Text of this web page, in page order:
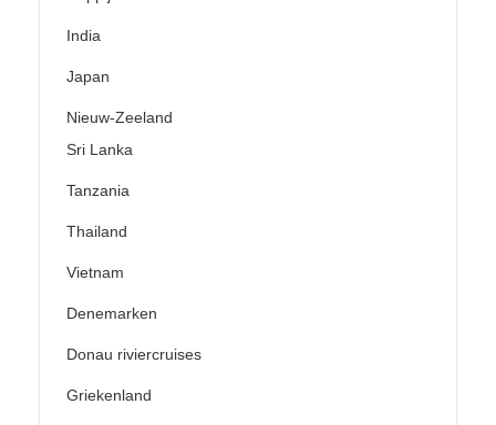
India
Japan
Nieuw-Zeeland
Sri Lanka
Tanzania
Thailand
Vietnam
Denemarken
Donau riviercruises
Griekenland